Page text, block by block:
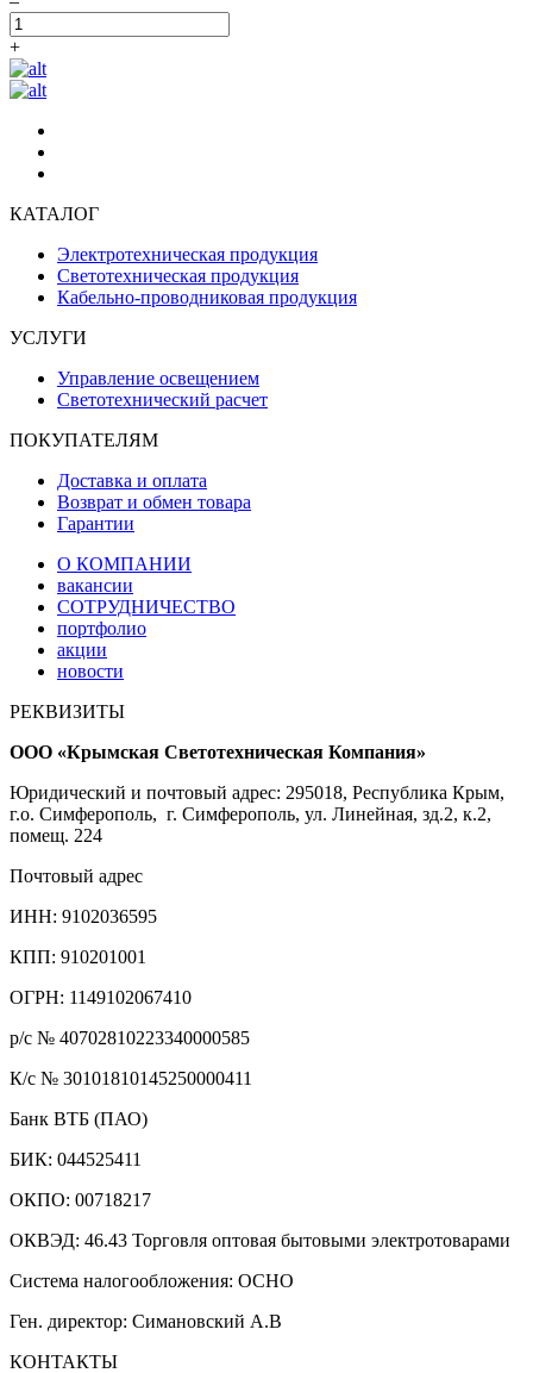
+
КАТАЛОГ
Электротехническая продукция
Светотехническая продукция
Кабельно-проводниковая продукция
УСЛУГИ
Управление освещением
Светотехнический расчет
ПОКУПАТЕЛЯМ
Доставка и оплата
Возврат и обмен товара
Гарантии
О КОМПАНИИ
вакансии
СОТРУДНИЧЕСТВО
портфолио
акции
новости
РЕКВИЗИТЫ
ООО «Крымская Светотехническая Компания»
Юридический и почтовый адрес: 295018, Республика Крым,
г.о. Симферополь, г. Симферополь, ул. Линейная, зд.2, к.2,
помещ. 224
Почтовый адрес
ИНН: 9102036595
КПП: 910201001
ОГРН: 1149102067410
р/с № 40702810223340000585
К/с № 30101810145250000411
Банк ВТБ (ПАО)
БИК: 044525411
ОКПО: 00718217
ОКВЭД: 46.43 Торговля оптовая бытовыми электротоварами
Система налогообложения: ОСНО
Ген. директор: Симановский А.В
КОНТАКТЫ